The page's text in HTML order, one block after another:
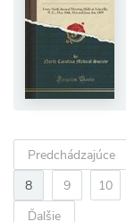
Predchádzajúce
8
9 10
Ďalšie